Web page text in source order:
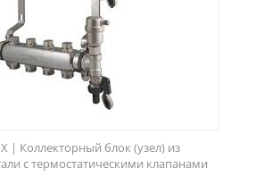
| Коллекторный блок (узел) из
с термостатическими клапанами